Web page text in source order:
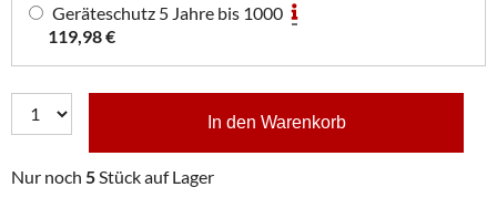
Geräteschutz 5 Jahre bis 1000
119,98 €
In den Warenkorb
Nur noch 5 Stück auf Lager